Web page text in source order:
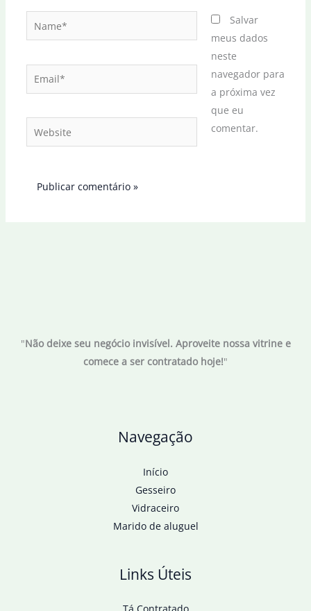
Email*
Website
Salvar
meus dados
neste
navegador para
a próxima vez
que eu
comentar.
"Não deixe seu negócio invisível. Aproveite nossa vitrine e
comece a ser contratado hoje!"
Navegação
Início
Gesseiro
Vidraceiro
Marido de aluguel
Links Úteis